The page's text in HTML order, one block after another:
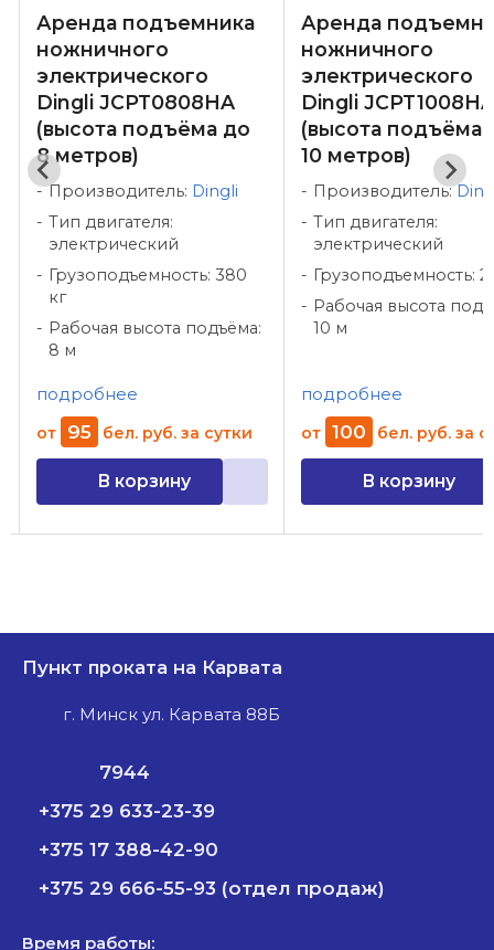
Аренда подъемника
ножничного
электрического
Dingli JCPT0808HA
(высота подъёма до
8 метров)
Производитель: Dingli
Тип двигателя:
электрический
Грузоподъемность: 380
кг
Рабочая высота подъёма:
8 м
подробнее
от 95 бел. руб. за сутки
В корзину
Аренда
ножничного
электрического
Dingli JCPT1008HA
(высота подъёма
10 метров)
Производитель:
Тип двигателя:
электрический
Грузоподъемность:
Рабочая высота
10 м
подробнее
от 100 бел. руб. за
В корзину
Пункт проката на Карвата
г. Минск ул. Карвата 88Б
7944
+375 29 633-23-39
+375 17 388-42-90
+375 29 666-55-93 (отдел продаж)
Время работы: